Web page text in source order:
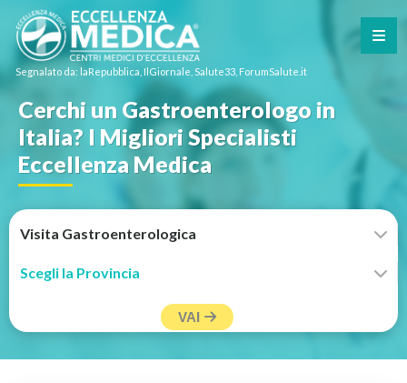
Segnalato da: laRepubblica, IlGiornale, Salute33, ForumSalute.it
Cerchi un Gastroenterologo in
Italia? I Migliori Specialisti
Eccellenza Medica
VAI